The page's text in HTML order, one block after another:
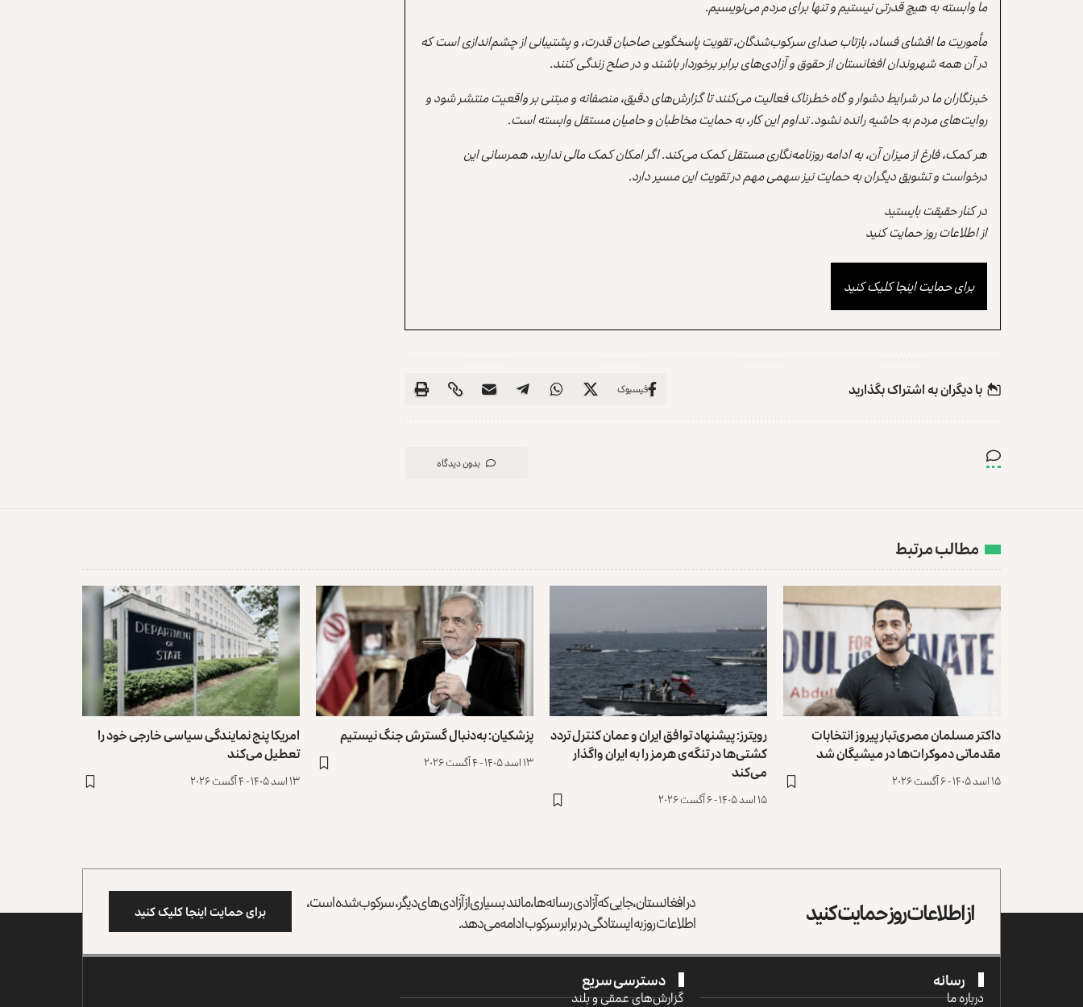
ما وابسته به هیچ قدرتی نیستیم و تنها برای مردم می‌نویسیم.
مأموریت ما افشای فساد، بازتاب صدای سرکوب‌شدگان، تقویت پاسخگویی صاحبان قدرت، و پشتیبانی از چشم‌اندازی است که
در آن همه شهروندان افغانستان از حقوق و آزادی‌های برابر برخوردار باشند و در صلح زندگی کنند.
خبرنگاران ما در شرایط دشوار و گاه خطرناک فعالیت می‌کنند تا گزارش‌های دقیق، منصفانه و مبتنی بر واقعیت منتشر شود و
روایت‌های مردم به حاشیه رانده نشود. تداوم این کار، به حمایت مخاطبان و حامیان مستقل وابسته است.
هر کمک، فارغ از میزان آن، به ادامه روزنامه‌نگاری مستقل کمک می‌کند. اگر امکان کمک مالی ندارید، همرسانی این
درخواست و تشویق دیگران به حمایت نیز سهمی مهم در تقویت این مسیر دارد.
در کنار حقیقت بایستید
از اطلاعات روز حمایت کنید
برای حمایت اینجا کلیک کنید
با دیگران به‌‌ اشتراک بگذارید فیسبوک
بدون دیدگاه
مطالب مرتبط
داکتر مسلمان مصری‌تبار پیروز انتخابات
مقدماتی ‏دموکرات‌ها در میشیگان شد
۱۵ اسد ۱۴۰۵ - ۶ آگست ۲۰۲۶
رویترز: پیشنهاد توافق ایران و عمان کنترل تردد
کشتی‌ها ‏در تنگه‌ی هرمز را به ایران واگذار
می‌کند
۱۵ اسد ۱۴۰۵ - ۶ آگست ۲۰۲۶
پزشکیان: به‌دنبال گسترش جنگ نیستیم
۱۳ اسد ۱۴۰۵ - ۴ آگست ۲۰۲۶
امریکا پنج نمایندگی سیاسی خارجی خود را
تعطیل می‌کند
۱۳ اسد ۱۴۰۵ - ۴ آگست ۲۰۲۶
از اطلاعات روز حمایت کنید در افغانستان، جایی که آزادی رسانه‌ها، مانند بسیاری از آزادی‌های دیگر، سرکوب شده است،
اطلاعات روز به ایستادگی در برابر سرکوب ادامه می‌دهد. برای حمایت اینجا کلیک کنید
رسانه
درباره ما
دسترسی سریع
گزارش‌‌های عمقی و بلند